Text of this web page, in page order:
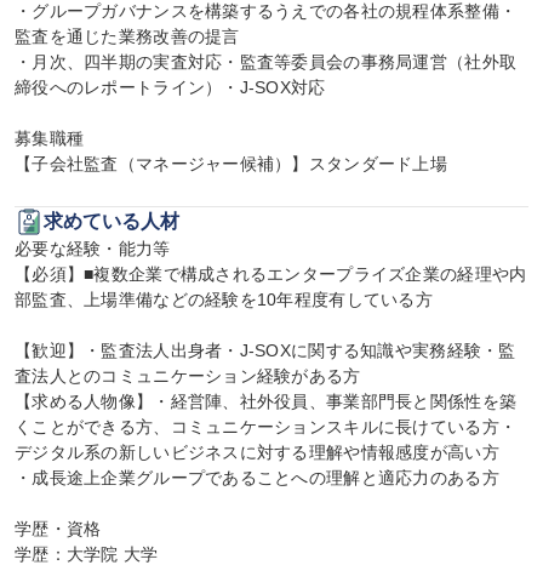
・グループガバナンスを構築するうえでの各社の規程体系整備・
監査を通じた業務改善の提言
・月次、四半期の実査対応・監査等委員会の事務局運営（社外取
締役へのレポートライン）・J-SOX対応
募集職種
【子会社監査（マネージャー候補）】スタンダード上場
求めている人材
必要な経験・能力等
【必須】■複数企業で構成されるエンタープライズ企業の経理や内
部監査、上場準備などの経験を10年程度有している方
【歓迎】・監査法人出身者・J-SOXに関する知識や実務経験・監
査法人とのコミュニケーション経験がある方
【求める人物像】・経営陣、社外役員、事業部門長と関係性を築
くことができる方、コミュニケーションスキルに長けている方・
デジタル系の新しいビジネスに対する理解や情報感度が高い方
・成長途上企業グループであることへの理解と適応力のある方
学歴・資格
学歴：大学院 大学